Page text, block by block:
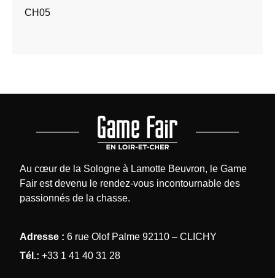
CH05
Au cœur de la Sologne à Lamotte Beuvron, le Game
Fair est devenu le rendez-vous incontournable des
passionnés de la chasse.
Adresse : 6 rue Olof Palme 92110 – CLICHY
Tél.: +33 1 41 40 31 28